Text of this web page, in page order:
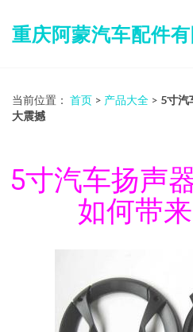
重庆阿蒙汽车配件
当前位置： 首页 > 产品大全 > 5寸汽
大震撼
5寸汽车扬声
如何带